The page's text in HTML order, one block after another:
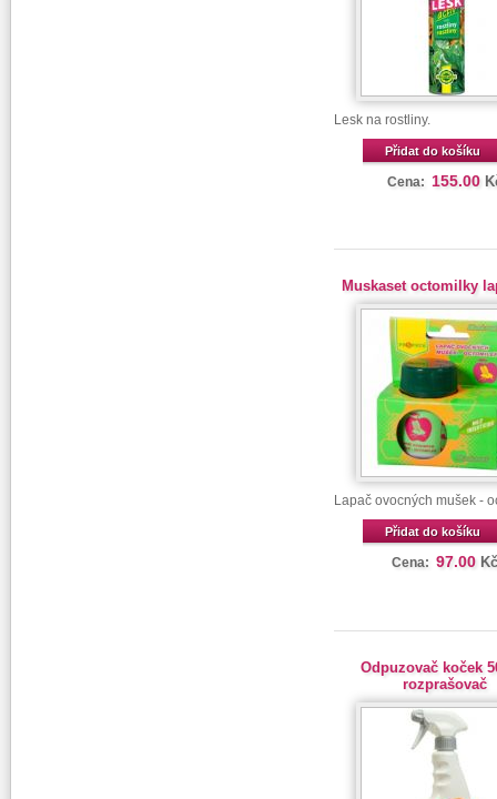
Lesk na rostliny.
Přidat do košíku
Cena: 155.00
Muskaset octomilky
Lapač ovocných mušek -
Přidat do košíku
Cena: 97.00 Kč
Odpuzovač koček
rozprašovač